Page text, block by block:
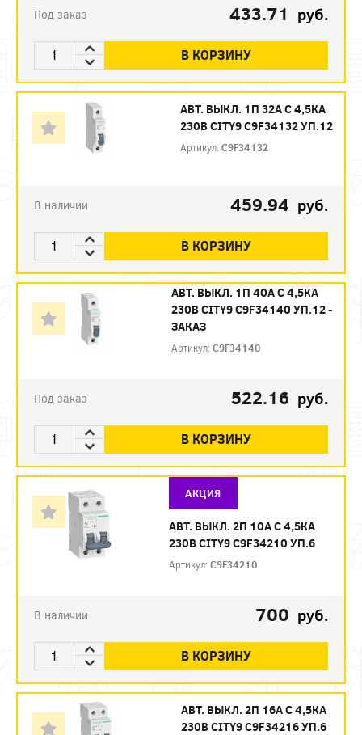
Под заказ 433.71 руб.
В КОРЗИНУ
АВТ. ВЫКЛ. 1П 32А С 4,5КА
230В CITY9 C9F34132 УП.12
Артикул:C9F34132
В наличии 459.94 руб.
В КОРЗИНУ
АВТ. ВЫКЛ. 1П 40А С 4,5КА
230В CITY9 C9F34140 УП.12 -
ЗАКАЗ
Артикул:C9F34140
Под заказ 522.16 руб.
В КОРЗИНУ
АКЦИЯ
АВТ. ВЫКЛ. 2П 10А С 4,5КА
230В CITY9 C9F34210 УП.6
Артикул:C9F34210
В наличии 700 руб.
В КОРЗИНУ
АВТ. ВЫКЛ. 2П 16А С 4,5КА
230В CITY9 C9F34216 УП.6